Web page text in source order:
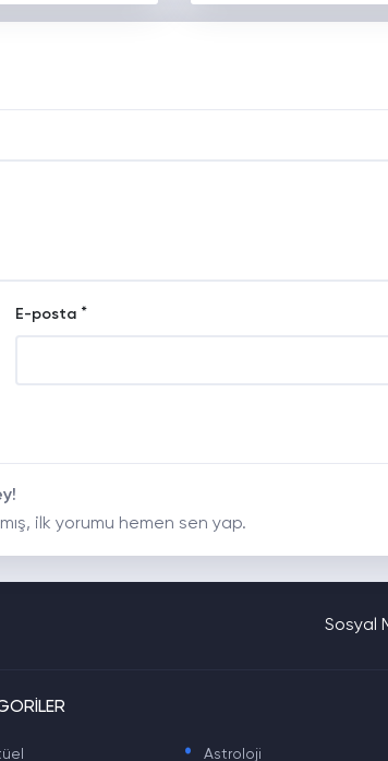
E-posta *
ilk yorumu hemen sen yap.
Sosyal
. Astroloji